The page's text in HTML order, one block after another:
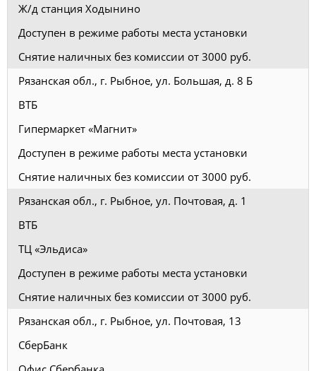
Ж/д станция Ходынино
Доступен в режиме работы места установки
Снятие наличных без комиссии от 3000 руб.
Рязанская обл., г. Рыбное, ул. Большая, д. 8 Б
ВТБ
Гипермаркет «Магнит»
Доступен в режиме работы места установки
Снятие наличных без комиссии от 3000 руб.
Рязанская обл., г. Рыбное, ул. Почтовая, д. 1
ВТБ
ТЦ «Эльдиса»
Доступен в режиме работы места установки
Снятие наличных без комиссии от 3000 руб.
Рязанская обл., г. Рыбное, ул. Почтовая, 13
СберБанк